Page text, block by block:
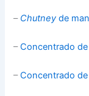
– Chutney de
–Concentrado
–Concentrado